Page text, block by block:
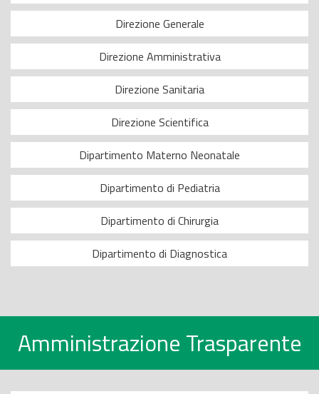
Direzione Generale
Direzione Amministrativa
Direzione Sanitaria
Direzione Scientifica
Dipartimento Materno Neonatale
Dipartimento di Pediatria
Dipartimento di Chirurgia
Dipartimento di Diagnostica
Amministrazione Trasparente